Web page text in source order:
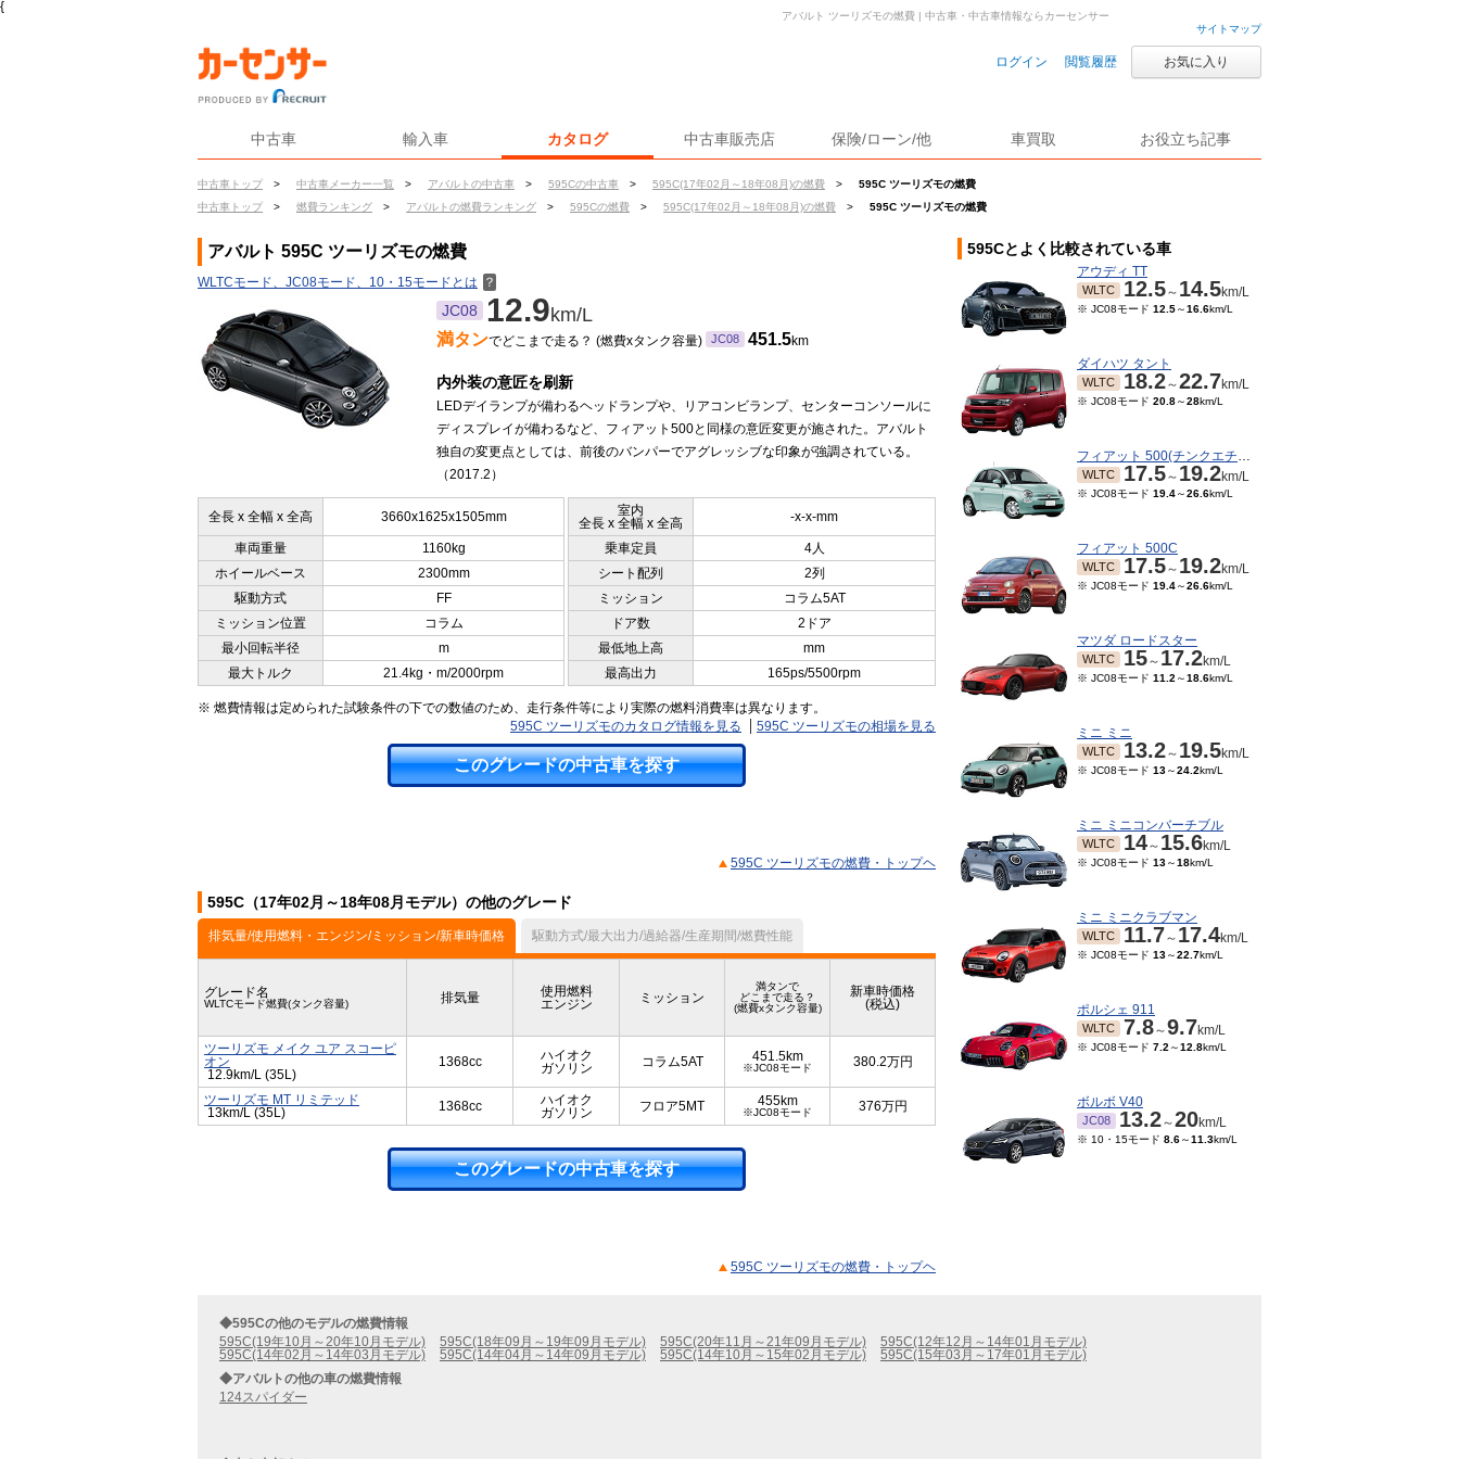
{
サイトマップ
ログイン 閲覧履歴 お気に入り
中古車 輸入車 カタログ 中古車販売店 保険/ローン/他 車買取 お役立ち記事
中古車トップ > 中古車メーカー一覧 > アバルトの中古車 > 595Cの中古車 > 595C(17年02月～18年08月)の燃費 >
595C ツーリズモの燃費
中古車トップ
> 燃費ランキング > アバルトの燃費ランキング > 595Cの燃費 > 595C(17年02月～18年08月)の燃費 > 595C ツーリズモの燃費
アバルト ツーリズモの燃費 | 中古車・中古車情報ならカーセンサー
アバルト 595C ツーリズモの燃費
WLTCモード、JC08モード、10・15モードとは ？
JC08 12.9km/L
満タンでどこまで走る？ (燃費xタンク容量) JC08 451.5km
内外装の意匠を刷新
LEDデイランプが備わるヘッドランプや、リアコンビランプ、センターコンソールに
ディスプレイが備わるなど、フィアット500と同様の意匠変更が施された。アバルト
独自の変更点としては、前後のバンパーでアグレッシブな印象が強調されている。
（2017.2）
全長 x 全幅 x 全高 3660x1625x1505mm
室内
全長 x 全幅 x 全高
-x-x-mm
車両重量 1160kg 乗車定員
4人
ホイールベース
2300mm シート配列
2列
駆動方式
FF ミッション
コラム5AT
ミッション位置
コラム ドア数
2ドア
最小回転半径
m 最低地上高
mm
最大トルク
21.4kg・m/2000rpm 最高出力 165ps/5500rpm
※ 燃費情報は定められた試験条件の下での数値のため、走行条件等により実際の燃料消費率は異なります。
595C ツーリズモのカタログ情報を見る
595C ツーリズモの相場を見る
このグレードの中古車を探す
595C ツーリズモの燃費・トップヘ
595C（17年02月～18年08月モデル）の他のグレード
排気量/使用燃料・エンジン/ミッション/新車時価格 駆動方式/最大出力/過給器/生産期間/燃費性能
グレード名
WLTCモード燃費(タンク容量) 排気量
使用燃料
エンジン
ミッション
満タンで
どこまで走る？
(燃費xタンク容量)
新車時価格
(税込)
ツーリズモ メイク ユア スコーピ
オン
12.9km/L (35L)
1368cc
ハイオク
ガソリン
コラム5AT 451.5km
※JC08モード 380.2万円
ツーリズモ MT リミテッド
13km/L (35L)
1368cc
ハイオク
ガソリン
フロア5MT 455km
※JC08モード 376万円
このグレードの中古車を探す
595C ツーリズモの燃費・トップヘ
595Cとよく比較されている車
アウディ TT
WLTC 12.5～ 14.5km/L
※ JC08モード 12.5～16.6km/L
ダイハツ タント
WLTC 18.2～22.7km/L
※ JC08モード 20.8～28km/L
フィアット 500(チンクエチェント)
WLTC 17.5～ 19.2km/L
※ JC08モード 19.4～26.6km/L
フィアット 500C
WLTC 17.5～ 19.2km/L
※ JC08モード 19.4～26.6km/L
マツダ ロードスター
WLTC 15～ 17.2km/L
※ JC08モード 11.2 ～18.6km/L
ミニ ミニ
WLTC 13.2～ 19.5km/L
※ JC08モード 13～24.2km/L
ミニ ミニコンバーチブル
WLTC 14～ 15.6km/L
※ JC08モード 13～18km/L
ミニ ミニクラブマン
WLTC 11.7～ 17.4km/L
※ JC08モード 13～22.7km/L
ポルシェ 911
WLTC 7.8～9.7km/L
※ JC08モード 7.2 ～12.8km/L
ボルボ V40
JC08 13.2～20km/L
※ 10・15モード 8.6～11.3km/L
◆595Cの他のモデルの燃費情報
595C(19年10月～20年10月モデル)
595C(18年09月～19年09月モデル) 595C(20年11月～21年09月モデル)
595C(12年12月～14年01月モデル)
595C(14年02月～14年03月モデル)
595C(14年04月～14年09月モデル) 595C(14年10月～15年02月モデル)
595C(15年03月～17年01月モデル)
◆アバルトの他の車の燃費情報
124スパイダー